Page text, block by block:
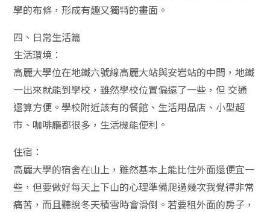
學的布條，形成有趣又獨特的畫面。
四、日常生活篇
生活環境：
高麗大學位在地鐵六號線高麗大站與安岩站的中間，地鐵
一出來就能到學校，雖然學校位置偏遠了一些，但 交通
還算方便。學校附近該有的餐館、生活用品店、小型超
市、咖啡廳都很多，生活機能便利。
住宿：
高麗大學的宿舍在山上，雖然基本上能比住外面還便宜一
些，但要做好每天上下山的心理準備爬過幾次我覺得非常
痛苦，而且聽說冬天積雪時會滑倒。若要租外面的房子，